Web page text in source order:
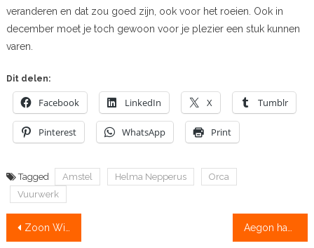
veranderen en dat zou goed zijn, ook voor het roeien. Ook in
december moet je toch gewoon voor je plezier een stuk kunnen
varen.
Dit delen:
Facebook LinkedIn X Tumblr
Pinterest WhatsApp Print
Tagged Amstel Helma Nepperus
Orca
Vuurwerk
Bericht
Zoon Wienese: ‘Mijn vader was onverbiddelijk’